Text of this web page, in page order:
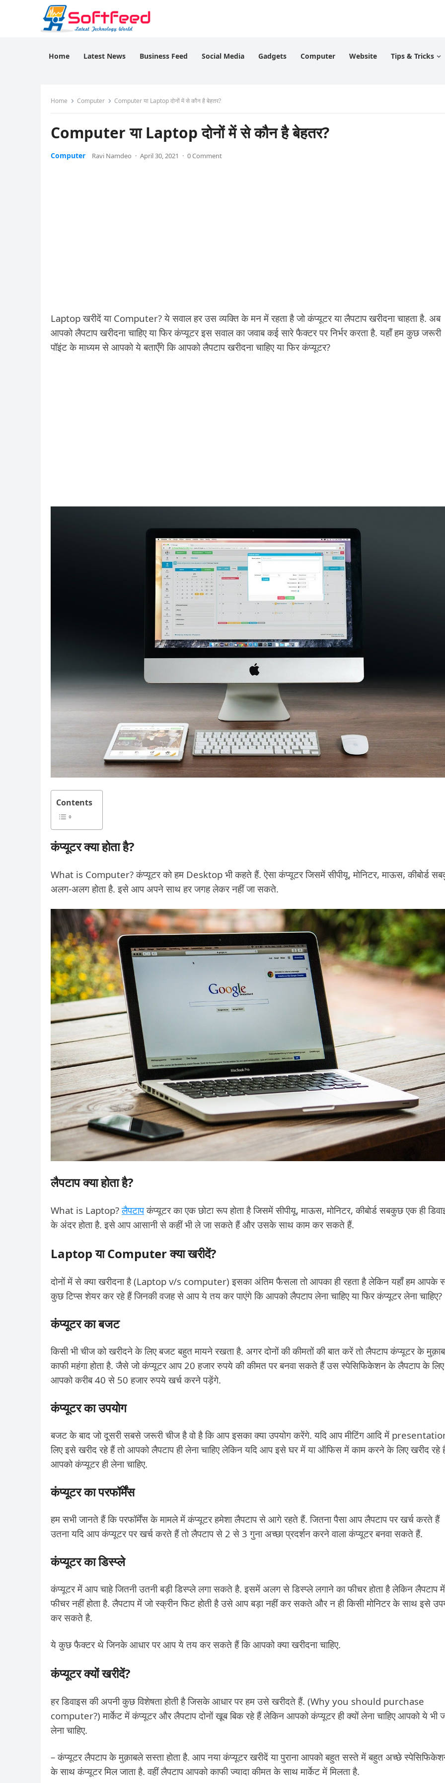
Home Latest News Business Feed Social Media Gadgets Computer Website Tips & Tricks
Home Computer Computer या Laptop दोनों में से कौन है बेहतर?
Computer या Laptop दोनों में से कौन है बेहतर?
Computer Ravi Namdeo · April 30, 2021 · 0 Comment
Laptop खरीदें या Computer? ये सवाल हर उस व्यक्ति के मन में रहता है जो कंप्यूटर या लैपटाप खरीदना चाहता है. अब
आपको लैपटाप खरीदना चाहिए या फिर कंप्यूटर इस सवाल का जवाब कई सारे फैक्टर पर निर्भर करता है. यहाँ हम कुछ जरूरी
पॉइंट के माध्यम से आपको ये बताएँगे कि आपको लैपटाप खरीदना चाहिए या फिर कंप्यूटर?
Contents
कंप्यूटर क्या होता है?
What is Computer? कंप्यूटर को हम Desktop भी कहते हैं. ऐसा कंप्यूटर जिसमें सीपीयू, मोनिटर, माऊस, कीबोर्ड
अलग-अलग होता है. इसे आप अपने साथ हर जगह लेकर नहीं जा सकते.
लैपटाप क्या होता है?
What is Laptop?लैपटापकंप्यूटर का एक छोटा रूप होता है जिसमें सीपीयू, माऊस, मोनिटर, कीबोर्ड सबकुछ एक ही
के अंदर होता है. इसे आप आसानी से कहीं भी ले जा सकते हैं और उसके साथ काम कर सकते हैं.
Laptop या Computer क्या खरीदें?
दोनों में से क्या खरीदना है (Laptop v/s computer) इसका अंतिम फैसला तो आपका ही रहता है लेकिन यहाँ हम आपके
कुछ टिप्स शेयर कर रहे हैं जिनकी वजह से आप ये तय कर पाएंगे कि आपको लैपटाप लेना चाहिए या फिर कंप्यूटर लेना चाहिए?
कंप्यूटर का बजट
किसी भी चीज को खरीदने के लिए बजट बहुत मायने रखता है. अगर दोनों की कीमतों की बात करें तो लैपटाप कंप्यूटर के
काफी महंगा होता है. जैसे जो कंप्यूटर आप 20 हजार रुपये की कीमत पर बनवा सकते हैं उस स्पेसिफिकेशन के लैपटाप के लिए
आपको करीब 40 से 50 हजार रुपये खर्च करने पड़ेंगे.
कंप्यूटर का उपयोग
बजट के बाद जो दूसरी सबसे जरूरी चीज है वो है कि आप इसका क्या उपयोग करेंगे. यदि आप मीटिंग आदि में
लिए इसे खरीद रहे हैं तो आपको लैपटाप ही लेना चाहिए लेकिन यदि आप इसे घर में या ऑफिस में काम करने के लिए खरीद रहे
आपको कंप्यूटर ही लेना चाहिए.
कंप्यूटर का परफॉर्मेंस
हम सभी जानते हैं कि परफॉर्मेंस के मामले में कंप्यूटर हमेशा लैपटाप से आगे रहते हैं. जितना पैसा आप लैपटाप पर खर्च करते हैं
उतना यदि आप कंप्यूटर पर खर्च करते हैं तो लैपटाप से 2 से 3 गुना अच्छा प्रदर्शन करने वाला कंप्यूटर बनवा सकते हैं.
कंप्यूटर का डिस्प्ले
कंप्यूटर में आप चाहे जितनी उतनी बड़ी डिस्प्ले लगा सकते है. इसमें अलग से डिस्प्ले लगाने का फीचर होता है लेकिन लैपटाप
फीचर नहीं होता है. लैपटाप में जो स्क्रीन फिट होती है उसे आप बड़ा नहीं कर सकते और न ही किसी मोनिटर के साथ इसे
कर सकते है.
ये कुछ फैक्टर थे जिनके आधार पर आप ये तय कर सकते हैं कि आपको क्या खरीदना चाहिए.
कंप्यूटर क्यों खरीदें?
हर डिवाइस की अपनी कुछ विशेषता होती है जिसके आधार पर हम उसे खरीदते हैं. (Why you should purchase
computer?) मार्केट में कंप्यूटर और लैपटाप दोनों खूब बिक रहे हैं लेकिन आपको कंप्यूटर ही क्यों लेना चाहिए आपको ये भी
लेना चाहिए.
– कंप्यूटर लैपटाप के मुक़ाबले सस्ता होता है. आप नया कंप्यूटर खरीदें या पुराना आपको बहुत सस्ते में बहुत अच्छे
के साथ कंप्यूटर मिल जाता है. वहीं लैपटाप आपको काफी ज्यादा कीमत के साथ मार्केट में मिलता है.